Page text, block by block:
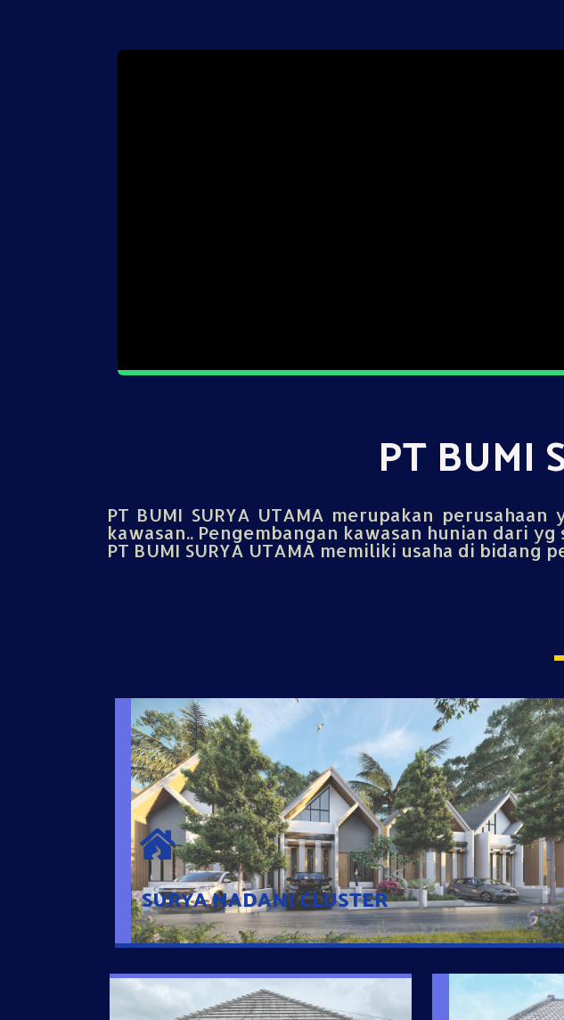
PT BUMI
PT BUMI SURYA UTAMA merupakan
kawasan.. Pengembangan kawasan hunian dari
PT BUMI SURYA UTAMA memiliki usaha di
SURYA MADANI CLUSTER
SURYA MADANI CLUSTER
Desain Modern Minimalis dengan Konsep Rumah Pintar
Sehingga Memudahkan Penghuni mengakses rumahnya dengan
Ponsel